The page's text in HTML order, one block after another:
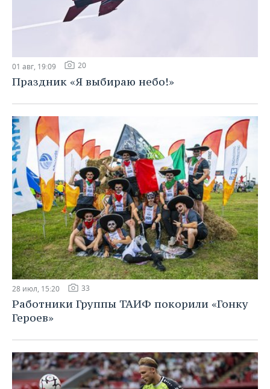
01 авг, 19:09 20
Праздник «Я выбираю небо!»
28 июл, 15:20 33
Работники Группы ТАИФ покорили «Гонку
Героев»